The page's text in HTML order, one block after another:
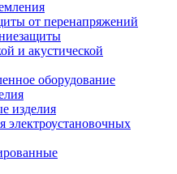
от перенапряжений
и акустической
оборудование
изделия
электроустановочных